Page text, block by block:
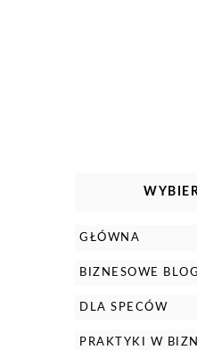
GŁÓWNA
BIZNESOWE
DLA SPECÓW
PRAKTYKI W